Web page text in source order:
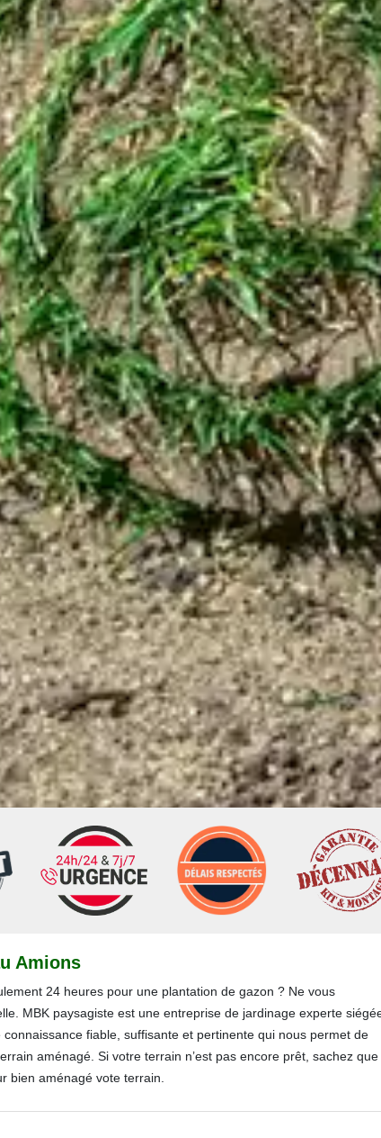
Amions
24 heures pour une plantation de gazon ? Ne vous
MBK paysagiste est une entreprise de jardinage experte
fiable, suffisante et pertinente qui nous permet de
aménagé. Si votre terrain n’est pas encore prêt, sachez que
bien aménagé vote terrain.